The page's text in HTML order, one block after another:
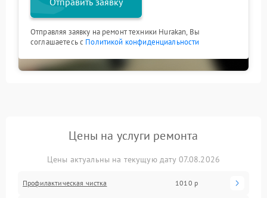
Отправляя заявку на ремонт техники Hurakan, Вы
соглашаетесь с Политикой конфиденциальности
Цены на услуги ремонта
Цены актуальны на текущую дату 07.08.2026
Профилактическая чистка 1010 р